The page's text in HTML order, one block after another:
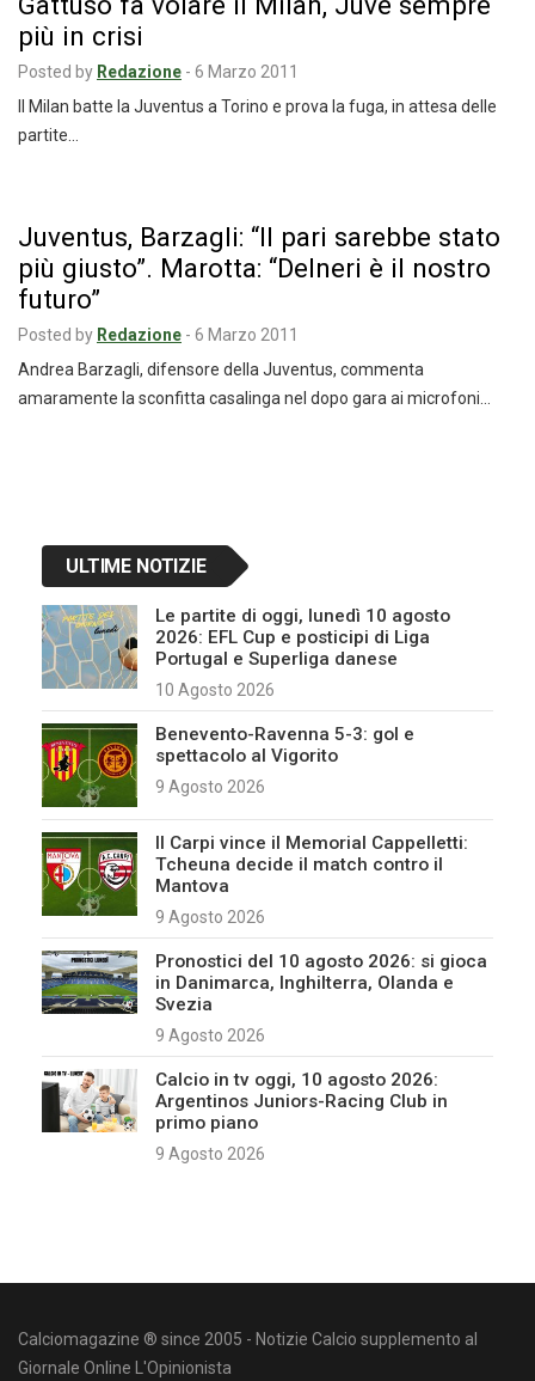
più in crisi
Posted by Redazione - 6 Marzo 2011
Il Milan batte la Juventus a Torino e prova la fuga, in attesa delle
partite…
Juventus, Barzagli: “Il pari sarebbe stato
più giusto”. Marotta: “Delneri è il nostro
futuro”
Posted by Redazione - 6 Marzo 2011
Andrea Barzagli, difensore della Juventus, commenta
amaramente la sconfitta casalinga nel dopo gara ai microfoni…
ULTIME NOTIZIE
Le partite di oggi, lunedì 10 agosto
2026: EFL Cup e posticipi di Liga
Portugal e Superliga danese
10 Agosto 2026
Benevento-Ravenna 5-3: gol e
spettacolo al Vigorito
9 Agosto 2026
Il Carpi vince il Memorial Cappelletti:
Tcheuna decide il match contro il
Mantova
9 Agosto 2026
Pronostici del 10 agosto 2026: si gioca
in Danimarca, Inghilterra, Olanda e
Svezia
9 Agosto 2026
Calcio in tv oggi, 10 agosto 2026:
Argentinos Juniors-Racing Club in
primo piano
9 Agosto 2026
Calciomagazine ® since 2005 - Notizie Calcio supplemento al
Giornale Online L'Opinionista